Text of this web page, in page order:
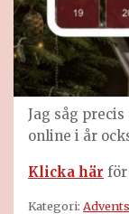
Jag såg precis
online i år
Klicka här
Kategori: